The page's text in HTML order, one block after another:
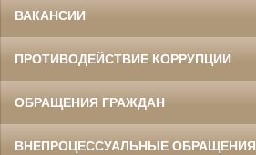
ВАКАНСИИ
ПРОТИВОДЕЙСТВИЕ КОРРУПЦИИ
ОБРАЩЕНИЯ ГРАЖДАН
ВНЕПРОЦЕССУАЛЬНЫЕ ОБРАЩЕНИЯ